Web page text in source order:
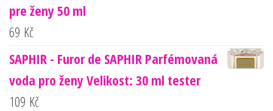
pre ženy 50 ml
69 Kč
SAPHIR - Furor de SAPHIR Parfémovaná
voda pro ženy Velikost: 30 ml tester
109 Kč